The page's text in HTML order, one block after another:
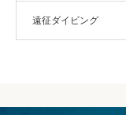
遠征ダイビング